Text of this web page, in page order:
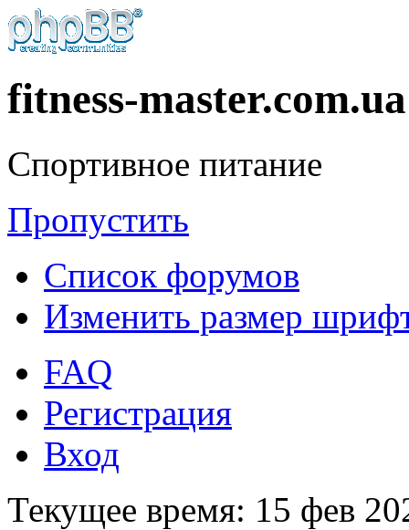
fitness-master.com.ua
Спортивное питание
Пропустить
Список форумов
Изменить размер
FAQ
Регистрация
Вход
Текущее время: 15 фев